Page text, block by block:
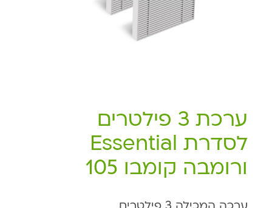
ערכת 3 פילטרים
לסדרת Essential
ורומבה קומבו 105